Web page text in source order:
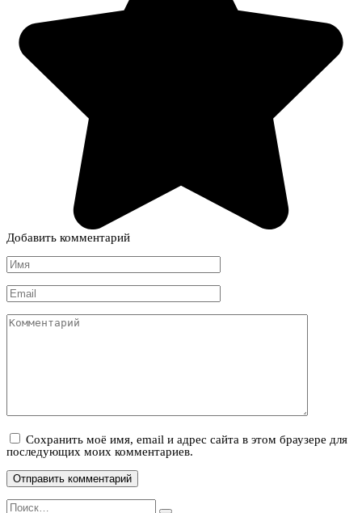
Добавить комментарий
Имя
*
Email
*
Комментарий
Сохранить моё имя, email и адрес сайта в этом браузере для
последующих моих комментариев.
Search